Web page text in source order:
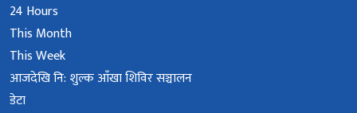
24 Hours
This Month
This Week
आजदेखि नि: शुल्क आँखा शिविर सञ्चालन
डेटा